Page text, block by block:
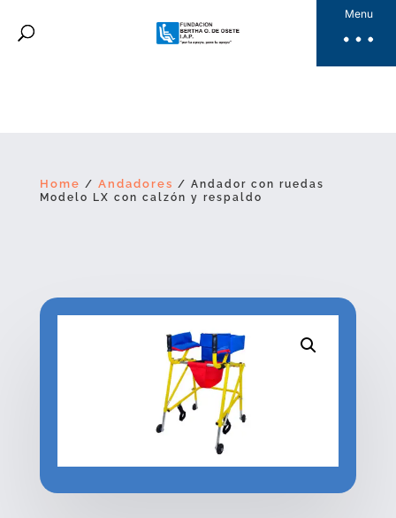
Productos
Dona Aquí
Menu
Home / Andadores / Andador con ruedas
Modelo LX con calzón y respaldo